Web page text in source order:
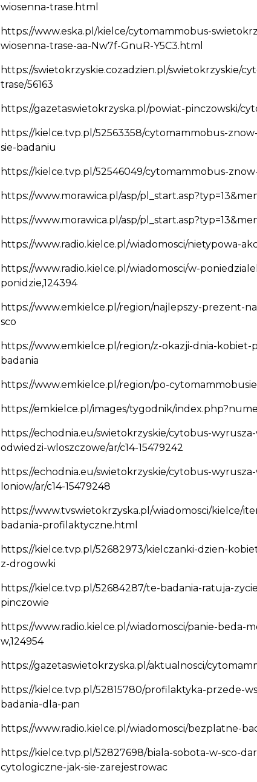
wiosenna-trase.html
https://www.eska.pl/kielce/cytomammobus-
wiosenna-trase-aa-Nw7f-GnuR-Y5C3.html
https://swietokrzyskie.cozadzien.pl/swietokrzyskie/
trase/56163
https://gazetaswietokrzyska.pl/powiat-pinczowski/
https://kielce.tvp.pl/52563358/cytomammobus-
sie-badaniu
https://kielce.tvp.pl/52546049/cytomammobus-
https://www.morawica.pl/asp/
https://www.morawica.pl/asp/
https://www.radio.kielce.pl/wiadomosci/nietypowa-
https://www.radio.kielce.pl/wiadomosci/w-
ponidzie,124394
https://www.emkielce.pl/region/najlepszy-prezent-
sco
https://www.emkielce.pl/region/z-okazji-dnia-
badania
https://www.emkielce.pl/region/po-
https://emkielce.pl/images/tygodnik/
https://echodnia.eu/swietokrzyskie/cytobus-
odwiedzi-wloszczowe/ar/c14-15479242
https://echodnia.eu/swietokrzyskie/cytobus-
loniow/ar/c14-15479248
https://www.tvswietokrzyska.pl/wiadomosci/kielce/
badania-profilaktyczne.html
https://kielce.tvp.pl/52682973/kielczanki-dzien-
z-drogowki
https://kielce.tvp.pl/52684287/te-badania-ratuja-
pinczowie
https://www.radio.kielce.pl/wiadomosci/panie-beda-
w,124954
https://gazetaswietokrzyska.pl/aktualnosci/
https://kielce.tvp.pl/52815780/profilaktyka-przede-
badania-dla-pan
https://www.radio.kielce.pl/wiadomosci/bezplatne-
https://kielce.tvp.pl/52827698/biala-sobota-w-sco-
cytologiczne-jak-sie-zarejestrowac